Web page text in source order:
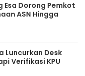
Esa Dorong Pemkot
ASN Hingga
Luncurkan Desk
Verifikasi KPU